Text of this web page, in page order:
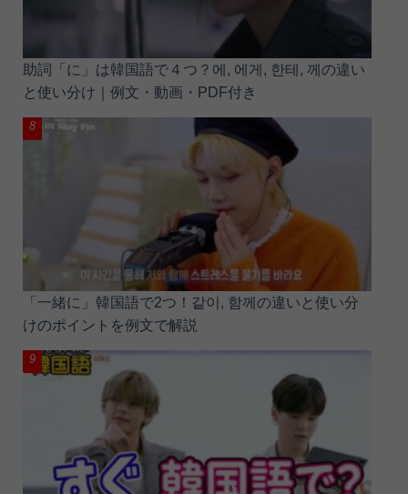
助詞「に」は韓国語で４つ？에, 에게, 한테, 께の違い
と使い分け｜例文・動画・PDF付き
「一緒に」韓国語で2つ！같이, 함께の違いと使い分
けのポイントを例文で解説